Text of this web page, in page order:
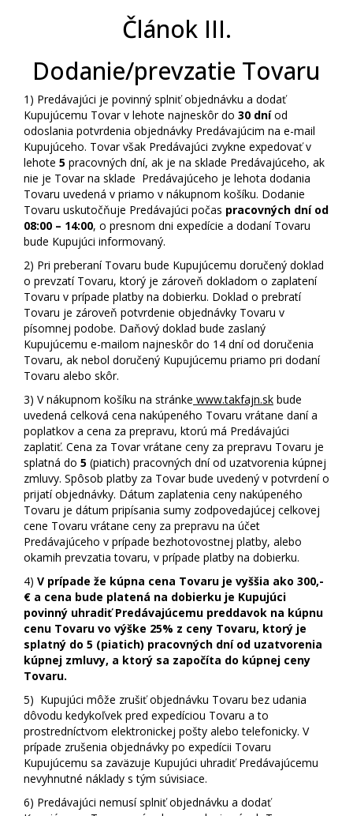
Článok III.
Dodanie/prevzatie Tovaru
1) Predávajúci je povinný splniť objednávku a dodať
Kupujúcemu Tovar v lehote najneskôr do 30 dníod
odoslania potvrdenia objednávky Predávajúcim na e-mail
Kupujúceho. Tovar však Predávajúci zvykne expedovať v
lehote 5 pracovných dní, ak je na sklade Predávajúceho, ak
nie je Tovar na sklade Predávajúceho je lehota dodania
Tovaru uvedená v priamo v nákupnom košíku. Dodanie
Tovaru uskutočňuje Predávajúci počas pracovných dní od
08:00 – 14:00, o presnom dni expedície a dodaní Tovaru
bude Kupujúci informovaný.
2) Pri preberaní Tovaru bude Kupujúcemu doručený doklad
o prevzatí Tovaru, ktorý je zároveň dokladom o zaplatení
Tovaru v prípade platby na dobierku. Doklad o prebratí
Tovaru je zároveň potvrdenie objednávky Tovaru v
písomnej podobe. Daňový doklad bude zaslaný
Kupujúcemu e-mailom najneskôr do 14 dní od doručenia
Tovaru, ak nebol doručený Kupujúcemu priamo pri dodaní
Tovaru alebo skôr.
3) V nákupnom košíku na stránke www.takfajn.sk bude
uvedená celková cena nakúpeného Tovaru vrátane daní a
poplatkov a cena za prepravu, ktorú má Predávajúci
zaplatiť. Cena za Tovar vrátane ceny za prepravu Tovaru je
splatná do 5 (piatich) pracovných dní od uzatvorenia kúpnej
zmluvy. Spôsob platby za Tovar bude uvedený v potvrdení o
prijatí objednávky. Dátum zaplatenia ceny nakúpeného
Tovaru je dátum pripísania sumy zodpovedajúcej celkovej
cene Tovaru vrátane ceny za prepravu na účet
Predávajúceho v prípade bezhotovostnej platby, alebo
okamih prevzatia tovaru, v prípade platby na dobierku.
4) V prípade že kúpna cena Tovaru je vyššia ako 300,-
€ a cena bude platená na dobierku je Kupujúci
povinný uhradiť Predávajúcemu preddavok na kúpnu
cenu Tovaru vo výške 25% z ceny Tovaru, ktorý je
splatný do 5 (piatich) pracovných dní od uzatvorenia
kúpnej zmluvy, a ktorý sa započíta do kúpnej ceny
Tovaru.
5) Kupujúci môže zrušiť objednávku Tovaru bez udania
dôvodu kedykoľvek pred expedíciou Tovaru a to
prostredníctvom elektronickej pošty alebo telefonicky. V
prípade zrušenia objednávky po expedícii Tovaru
Kupujúcemu sa zaväzuje Kupujúci uhradiť Predávajúcemu
nevyhnutné náklady s tým súvisiace.
6) Predávajúci nemusí splniť objednávku a dodať